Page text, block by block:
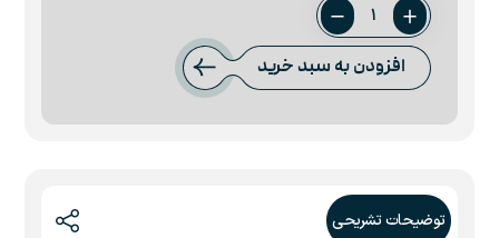
میلگرد
8
یزد
افزودن به سبد خرید
توضیحات تشریحی